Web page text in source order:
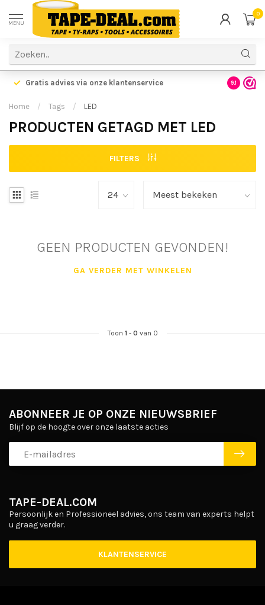
MENU
0
Gratis advies via onze klantenservice 9.1
Home / Tags / LED
PRODUCTEN GETAGD MET LED
FILTERS
GEEN PRODUCTEN GEVONDEN!
GA VERDER MET WINKELEN
Toon 1- 0 van 0
TAPE-DEAL.COM
Persoonlijk en Professioneel advies, ons team van experts helpt
u graag verder.
KLANTENSERVICE
ABONNEER JE OP ONZE NIEUWSBRIEF
Blijf op de hoogte over onze laatste acties